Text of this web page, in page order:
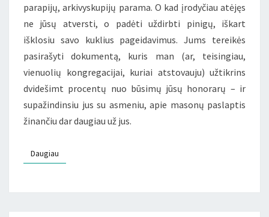
parapijų, arkivyskupijų parama. O kad įrodyčiau atėjęs
ne jūsų atversti, o padėti uždirbti pinigų, iškart
išklosiu savo kuklius pageidavimus. Jums tereikės
pasirašyti dokumentą, kuris man (ar, teisingiau,
vienuolių kongregacijai, kuriai atstovauju) užtikrins
dvidešimt procentų nuo būsimų jūsų honorarų – ir
supažindinsiu jus su asmeniu, apie masonų paslaptis
žinančiu dar daugiau už jus.
Daugiau